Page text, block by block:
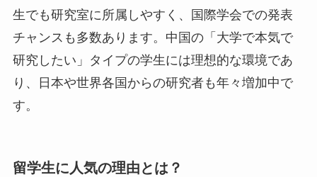
生でも研究室に所属しやすく、国際学会での発表
チャンスも多数あります。中国の「大学で本気で
研究したい」タイプの学生には理想的な環境であ
り、日本や世界各国からの研究者も年々増加中で
す。
留学生に人気の理由とは？